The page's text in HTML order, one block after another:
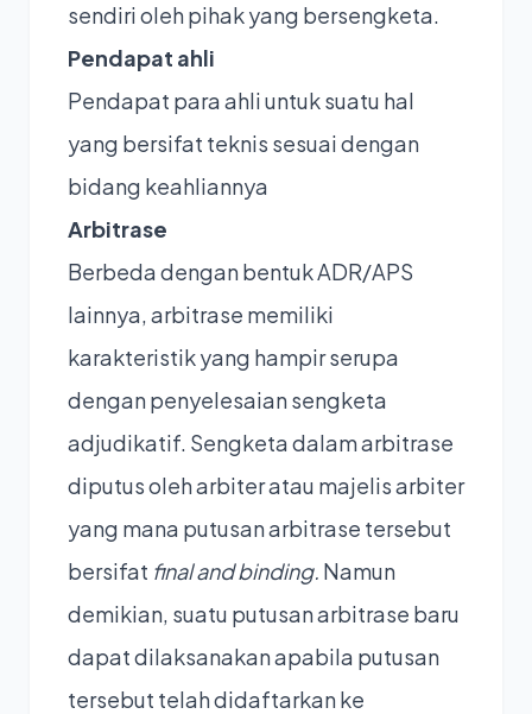
sendiri oleh pihak yang bersengketa.
Pendapat ahli
Pendapat para ahli untuk suatu hal
yang bersifat teknis sesuai dengan
bidang keahliannya
Arbitrase
Berbeda dengan bentuk ADR/APS
lainnya, arbitrase memiliki
karakteristik yang hampir serupa
dengan penyelesaian sengketa
adjudikatif. Sengketa dalam arbitrase
diputus oleh arbiter atau majelis arbiter
yang mana putusan arbitrase tersebut
bersifat final and binding. Namun
demikian, suatu putusan arbitrase baru
dapat dilaksanakan apabila putusan
tersebut telah didaftarkan ke